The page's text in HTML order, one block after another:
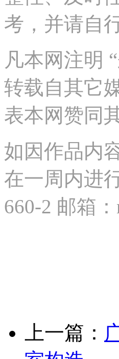
凡本网注明
转载自其它
表本网赞同
如因作品内
在一周内进
660-2 邮箱
下一篇：